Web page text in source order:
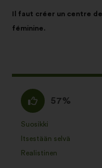
sisältö:
Il faut créer un centre
féminine.
jakautuminen:
samaa
mieltä
:
57%
Suosikki
:kertaa
Itsestään selvä
:kertaa
Realistinen
:kertaa